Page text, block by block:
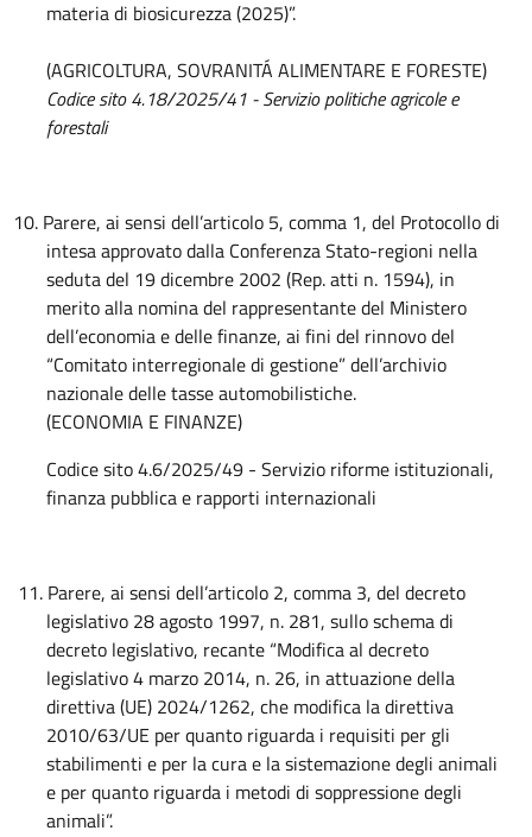
materia di biosicurezza (2025)”.
(AGRICOLTURA, SOVRANITÁ ALIMENTARE E FORESTE)
Codice sito 4.18/2025/41 - Servizio politiche agricole e
forestali
10. Parere, ai sensi dell’articolo 5, comma 1, del Protocollo di
intesa approvato dalla Conferenza Stato-regioni nella
seduta del 19 dicembre 2002 (Rep. atti n. 1594), in
merito alla nomina del rappresentante del Ministero
dell’economia e delle finanze, ai fini del rinnovo del
“Comitato interregionale di gestione” dell’archivio
nazionale delle tasse automobilistiche.
(ECONOMIA E FINANZE)
Codice sito 4.6/2025/49 - Servizio riforme istituzionali,
finanza pubblica e rapporti internazionali
11. Parere, ai sensi dell’articolo 2, comma 3, del decreto
legislativo 28 agosto 1997, n. 281, sullo schema di
decreto legislativo, recante “Modifica al decreto
legislativo 4 marzo 2014, n. 26, in attuazione della
direttiva (UE) 2024/1262, che modifica la direttiva
2010/63/UE per quanto riguarda i requisiti per gli
stabilimenti e per la cura e la sistemazione degli animali
e per quanto riguarda i metodi di soppressione degli
animali”.